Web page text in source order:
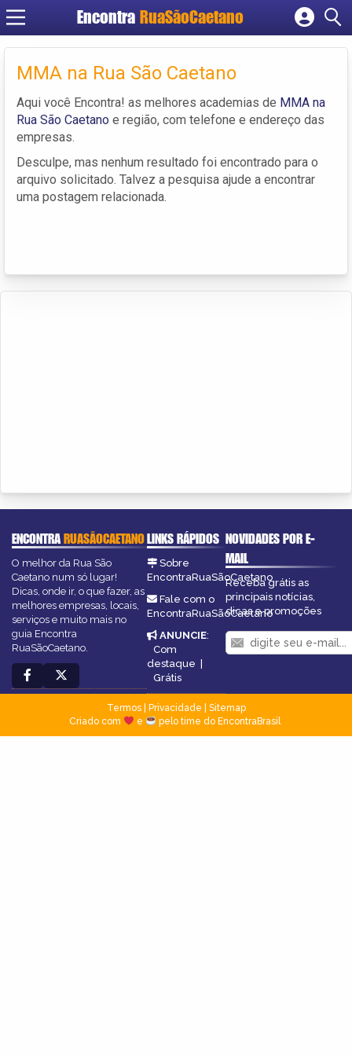
Encontra RuaSãoCaetano
Cadastrar empresa
Criar conta
MMA na Rua São Caetano
Aqui você Encontra! as melhores academias de MMA na
Rua São Caetano e região, com telefone e endereço das
empresas.
Desculpe, mas nenhum resultado foi encontrado para o
arquivo solicitado. Talvez a pesquisa ajude a encontrar
uma postagem relacionada.
ENCONTRARUASÃOCAETANO
O melhor da Rua São
Caetano num só lugar!
Dicas, onde ir, o que fazer, as
melhores empresas, locais,
serviços e muito mais no
guia Encontra
RuaSãoCaetano.
LINKS RÁPIDOS
Sobre
EncontraRuaSãoCaetano
Fale com o
EncontraRuaSãoCaetano
ANUNCIE:
Com
destaque |
Grátis
NOVIDADES POR E-
MAIL
Receba grátis as
principais notícias,
dicas e promoções
Termos| Privacidade
Sitemap
Criado com
e pelo time do EncontraBrasil